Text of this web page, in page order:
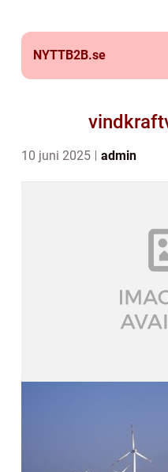
NYTTB2B.se
10 juni 2025 admin